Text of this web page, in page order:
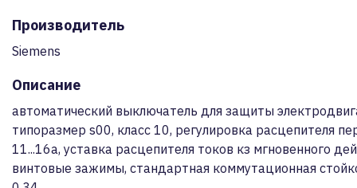
Производитель
Siemens
Описание
автоматический выключатель для защиты
типоразмер s00, класс 10, регулировка расцепителя
11...16a, уставка расцепителя токов кз мгновенного
винтовые зажимы, стандартная коммутационная